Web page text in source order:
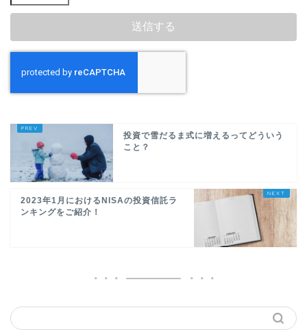
投資で雪だるま式に増えるってどういう
こと？
2023年1月におけるNISAの投資信託ラ
ンキングをご紹介！